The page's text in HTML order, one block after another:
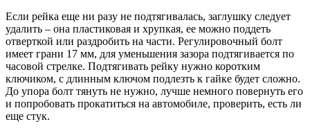
Если рейка еще ни разу не подтягивалась, заглушку следует
удалить – она пластиковая и хрупкая, ее можно поддеть
отверткой или раздробить на части. Регулировочный болт
имеет грани 17 мм, для уменьшения зазора подтягивается по
часовой стрелке. Подтягивать рейку нужно коротким
ключиком, с длинным ключом подлезть к гайке будет сложно.
До упора болт тянуть не нужно, лучше немного повернуть его
и попробовать прокатиться на автомобиле, проверить, есть ли
еще стук.